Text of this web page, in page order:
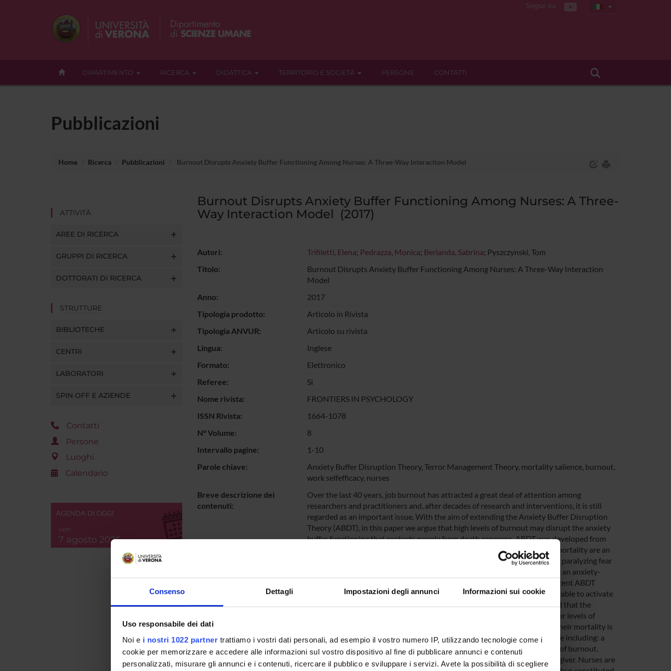
Consenso Dettagli Impostazioni degli annunci Informazioni sui cookie
Uso responsabile dei dati
Noi e i nostri 1022 partner trattiamo i vostri dati personali, ad esempio il vostro numero IP, utilizzando tecnologie come i
cookie per memorizzare e accedere alle informazioni sul vostro dispositivo al fine di pubblicare annunci e contenuti
personalizzati, misurare gli annunci e i contenuti, ricercare il pubblico e sviluppare i servizi. Avete la possibilità di scegliere
Segui su
DIPARTIMENTO RICERCA DIDATTICA TERRITORIO E SOCIETÀ PERSONE CONTATTI
Pubblicazioni
Home Ricerca Pubblicazioni Burnout Disrupts Anxiety Buffer Functioning Among Nurses: A Three-Way Interaction Model
ATTIVITÀ
AREE DI RICERCA
GRUPPI DI RICERCA
DOTTORATI DI RICERCA
STRUTTURE
BIBLIOTECHE
CENTRI
LABORATORI
SPIN OFF E AZIENDE
Contatti
Persone
Luoghi
Calendario
AGENDA DI OGGI
ven
7 agosto 2026
Burnout Disrupts Anxiety Buffer Functioning Among Nurses: A Three-
Way Interaction Model (2017)
Autori: Trifiletti, Elena; Pedrazza, Monica; Berlanda, Sabrina; Pyszczynski, Tom
Titolo:
Burnout Disrupts Anxiety Buffer Functioning Among Nurses: A Three-Way Interaction
Model
Anno:
2017
Tipologia prodotto:
Articolo in Rivista
Tipologia ANVUR:
Articolo su rivista
Lingua:
Inglese
Formato:
Elettronico
Referee:
Sì
Nome rivista:
FRONTIERS IN PSYCHOLOGY
ISSN Rivista:
1664-1078
N° Volume:
8
Intervallo pagine:
1-10
Parole chiave:
Anxiety Buffer Disruption Theory, Terror Management Theory, mortality salience, burnout,
work selfefficacy, nurses
Breve descrizione dei
contenuti:
Over the last 40 years, job burnout has attracted a great deal of attention among
researchers and practitioners and, after decades of research and interventions, it is still
regarded as an important issue. With the aim of extending the Anxiety Buffer Disruption
Theory (ABDT), in this paper we argue that high levels of burnout may disrupt the anxiety
buffer functioning that protects people from death concerns. ABDT was developed from
Terror Management Theory (TMT). According to TMT, reminders of one’s mortality are an
essential part of humans’ daily experience and have the potential to awake paralyzing fear
and anxiety. In order to cope with death concerns, people typically activate an anxiety-
buffering system centered on their cultural worldview and self-esteem. Recent ABDT
research shows that individuals with post-traumatic stress disorder are unable to activate
such anxiety buffering defenses. In line with these results, we hypothesized that the
burnout syndrome may have similar effects, and that individuals with higher levels of
burnout will be less likely to activate an anxiety buffering response when their mortality is
made salient. Participants were 418 nurses, who completed a questionnaire including: a
mortality salience (MS) manipulation, a delay manipulation, and measures of burnout,
work-related self-efficacy, and representation of oneself as a valuable caregiver. Nurses are